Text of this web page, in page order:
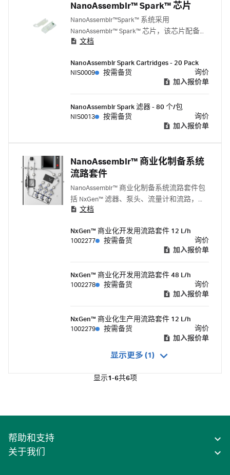
NanoAssemblr™ Spark™ 芯片
NanoAssemblr™Spark™ 系统采用
NanoAssemblr™ Spark™ 芯片，该芯片配备了
NxGen™ 混合技术，可用于制备纳米颗粒。
文档
NanoAssemblr Spark Cartridges - 20 Pack
NIS0009
按需备货
询价
加入报价单
NanoAssemblr Spark 滤器 - 80 个/包
NIS0013
按需备货
询价
加入报价单
NanoAssemblr™ 商业化制备系统
流路套件
NanoAssemblr™ 商业化制备系统流路套件包
括 NxGen™ 滤器、泵头、流量计和流路，可
在 60 分钟内完成安装。该流路套件可作为
流路套件。
文档
NxGen™ 商业化开发用流路套件 12 L/h
1002277
按需备货
询价
加入报价单
NxGen™ 商业化开发用流路套件 48 L/h
1002278
按需备货
询价
加入报价单
NxGen™ 商业化生产用流路套件 12 L/h
1002279
按需备货
询价
加入报价单
显示更多 (1)
显示1-6共6项
帮助和支持
关于我们